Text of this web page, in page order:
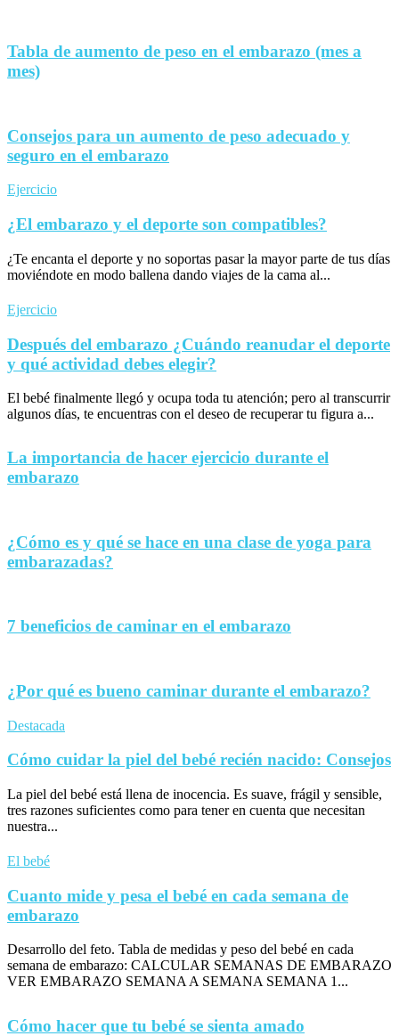
Tabla de aumento de peso en el embarazo (mes a
mes)
Consejos para un aumento de peso adecuado y
seguro en el embarazo
Ejercicio
¿El embarazo y el deporte son compatibles?
¿Te encanta el deporte y no soportas pasar la mayor parte de tus días
moviéndote en modo ballena dando viajes de la cama al...
Ejercicio
Después del embarazo ¿Cuándo reanudar el deporte
y qué actividad debes elegir?
El bebé finalmente llegó y ocupa toda tu atención; pero al transcurrir
algunos días, te encuentras con el deseo de recuperar tu figura a...
La importancia de hacer ejercicio durante el
embarazo
¿Cómo es y qué se hace en una clase de yoga para
embarazadas?
7 beneficios de caminar en el embarazo
¿Por qué es bueno caminar durante el embarazo?
Destacada
Cómo cuidar la piel del bebé recién nacido: Consejos
La piel del bebé está llena de inocencia. Es suave, frágil y sensible,
tres razones suficientes como para tener en cuenta que necesitan
nuestra...
El bebé
Cuanto mide y pesa el bebé en cada semana de
embarazo
Desarrollo del feto. Tabla de medidas y peso del bebé en cada
semana de embarazo: CALCULAR SEMANAS DE EMBARAZO
VER EMBARAZO SEMANA A SEMANA SEMANA 1...
Cómo hacer que tu bebé se sienta amado